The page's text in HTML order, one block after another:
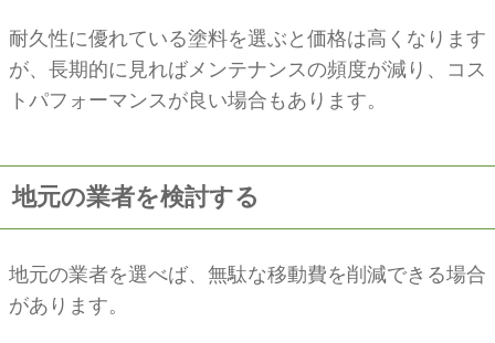
耐久性に優れている塗料を選ぶと価格は高くなります
が、長期的に見ればメンテナンスの頻度が減り、コス
トパフォーマンスが良い場合もあります。
地元の業者を検討する
地元の業者を選べば、無駄な移動費を削減できる場合
があります。